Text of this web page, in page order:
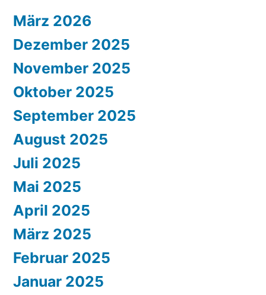
März 2026
Dezember 2025
November 2025
Oktober 2025
September 2025
August 2025
Juli 2025
Mai 2025
April 2025
März 2025
Februar 2025
Januar 2025